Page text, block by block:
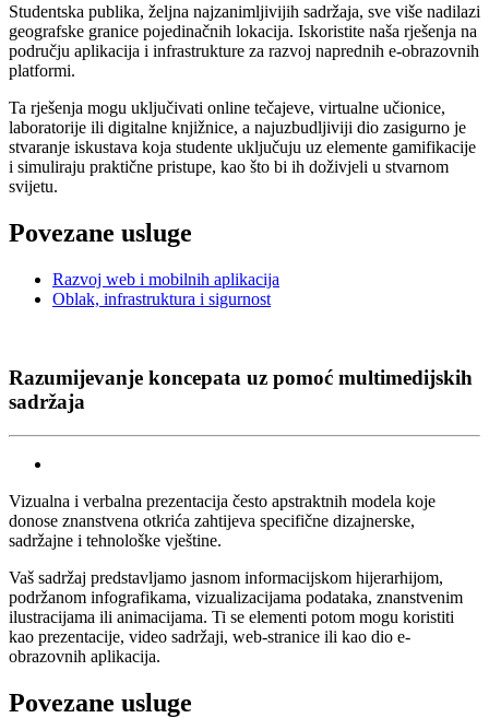
Studentska publika, željna najzanimljivijih sadržaja, sve više nadilazi
geografske granice pojedinačnih lokacija. Iskoristite naša rješenja na
području aplikacija i infrastrukture za razvoj naprednih e-obrazovnih
platformi.
Ta rješenja mogu uključivati online tečajeve, virtualne učionice,
laboratorije ili digitalne knjižnice, a najuzbudljiviji dio zasigurno je
stvaranje iskustava koja studente uključuju uz elemente gamifikacije
i simuliraju praktične pristupe, kao što bi ih doživjeli u stvarnom
svijetu.
Povezane usluge
Razvoj web i mobilnih aplikacija
Oblak, infrastruktura i sigurnost
Razumijevanje koncepata uz pomoć multimedijskih
sadržaja
Vizualna i verbalna prezentacija često apstraktnih modela koje
donose znanstvena otkrića zahtijeva specifične dizajnerske,
sadržajne i tehnološke vještine.
Vaš sadržaj predstavljamo jasnom informacijskom hijerarhijom,
podržanom infografikama, vizualizacijama podataka, znanstvenim
ilustracijama ili animacijama. Ti se elementi potom mogu koristiti
kao prezentacije, video sadržaji, web-stranice ili kao dio e-
obrazovnih aplikacija.
Povezane usluge